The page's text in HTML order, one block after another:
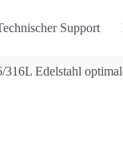
Support
316L Edelstahl